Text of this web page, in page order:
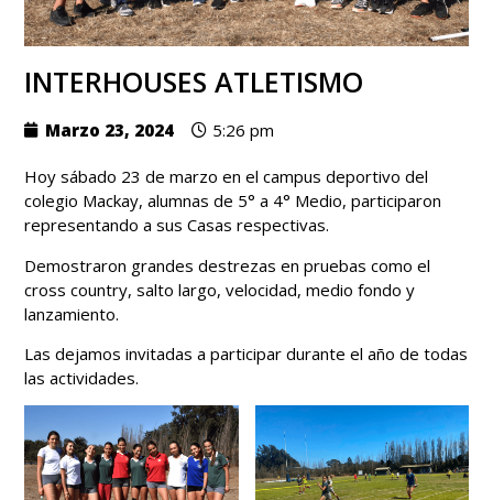
INTERHOUSES ATLETISMO
Marzo 23, 2024 5:26 pm
Hoy sábado 23 de marzo en el campus deportivo del
colegio Mackay, alumnas de 5° a 4° Medio, participaron
representando a sus Casas respectivas.
Demostraron grandes destrezas en pruebas como el
cross country, salto largo, velocidad, medio fondo y
lanzamiento.
Las dejamos invitadas a participar durante el año de todas
las actividades.